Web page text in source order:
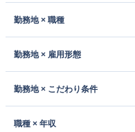
勤務地 × 職種
勤務地 × 雇用形態
勤務地 × こだわり条件
職種 × 年収